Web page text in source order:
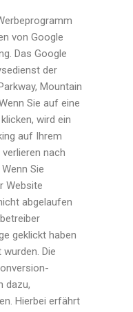
von Google
Das Google
der
Mountain
Sie auf eine
wird ein
auf Ihrem
nach
Sie
Website
abgelaufen
geklickt haben
Die
dazu,
Hierbei erfährt